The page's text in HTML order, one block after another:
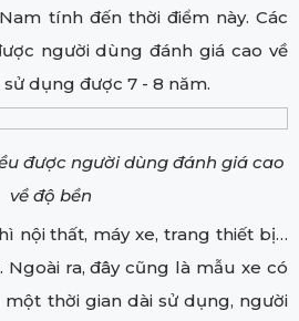
tính đến thời điểm này. Các
người dùng đánh giá cao về
dụng được 7 - 8 năm.
được người dùng đánh giá cao
về độ bền
nội thất, máy xe, trang thiết bị…
ra, đây cũng là mẫu xe có
một thời gian dài sử dụng, người